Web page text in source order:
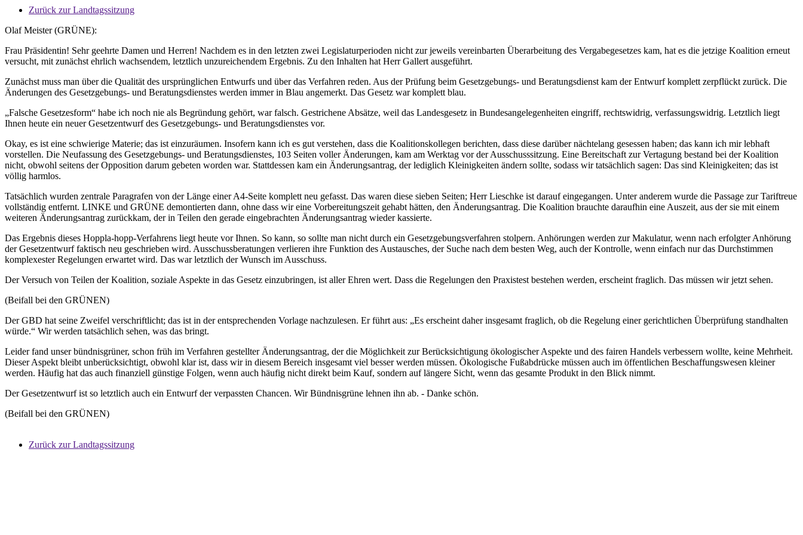
Zurück zur Landtagssitzung
Olaf Meister (GRÜNE):
Frau Präsidentin! Sehr geehrte Damen und Herren! Nachdem es in den letzten zwei Legislaturperioden nicht zur jeweils vereinbarten Überarbeitung des Vergabegesetzes kam, hat es die jetzige Koalition erneut
versucht, mit zunächst ehrlich wachsendem, letztlich unzureichendem Ergebnis. Zu den Inhalten hat Herr Gallert ausgeführt.
Zunächst muss man über die Qualität des ursprünglichen Entwurfs und über das Verfahren reden. Aus der Prüfung beim Gesetzgebungs- und Beratungsdienst kam der Entwurf komplett zerpflückt zurück. Die
Änderungen des Gesetzgebungs- und Beratungsdienstes werden immer in Blau angemerkt. Das Gesetz war komplett blau.
„Falsche Gesetzesform“ habe ich noch nie als Begründung gehört, war falsch. Gestrichene Absätze, weil das Landesgesetz in Bundesangelegenheiten eingriff, rechtswidrig, verfassungswidrig. Letztlich liegt
Ihnen heute ein neuer Gesetzentwurf des Gesetzgebungs- und Beratungsdienstes vor.
Okay, es ist eine schwierige Materie; das ist einzuräumen. Insofern kann ich es gut verstehen, dass die Koalitionskollegen berichten, dass diese darüber nächtelang gesessen haben; das kann ich mir lebhaft
vorstellen. Die Neufassung des Gesetzgebungs- und Beratungsdienstes, 103 Seiten voller Änderungen, kam am Werktag vor der Ausschusssitzung. Eine Bereitschaft zur Vertagung bestand bei der Koalition
nicht, obwohl seitens der Opposition darum gebeten worden war. Stattdessen kam ein Änderungsantrag, der lediglich Kleinigkeiten ändern sollte, sodass wir tatsächlich sagen: Das sind Kleinigkeiten; das ist
völlig harmlos.
Tatsächlich wurden zentrale Paragrafen von der Länge einer A4-Seite komplett neu gefasst. Das waren diese sieben Seiten; Herr Lieschke ist darauf eingegangen. Unter anderem wurde die Passage zur Tariftreue
vollständig entfernt. LINKE und GRÜNE demontierten dann, ohne dass wir eine Vorbereitungszeit gehabt hätten, den Änderungsantrag. Die Koalition brauchte daraufhin eine Auszeit, aus der sie mit einem
weiteren Änderungsantrag zurückkam, der in Teilen den gerade eingebrachten Änderungsantrag wieder kassierte.
Das Ergebnis dieses Hoppla-hopp-Verfahrens liegt heute vor Ihnen. So kann, so sollte man nicht durch ein Gesetzgebungsverfahren stolpern. Anhörungen werden zur Makulatur, wenn nach erfolgter Anhörung
der Gesetzentwurf faktisch neu geschrieben wird. Ausschussberatungen verlieren ihre Funktion des Austausches, der Suche nach dem besten Weg, auch der Kontrolle, wenn einfach nur das Durchstimmen
komplexester Regelungen erwartet wird. Das war letztlich der Wunsch im Ausschuss.
Der Versuch von Teilen der Koalition, soziale Aspekte in das Gesetz einzubringen, ist aller Ehren wert. Dass die Regelungen den Praxistest bestehen werden, erscheint fraglich. Das müssen wir jetzt sehen.
(Beifall bei den GRÜNEN)
Der GBD hat seine Zweifel verschriftlicht; das ist in der entsprechenden Vorlage nachzulesen. Er führt aus: „Es erscheint daher insgesamt fraglich, ob die Regelung einer gerichtlichen Überprüfung standhalten
würde.“ Wir werden tatsächlich sehen, was das bringt.
Leider fand unser bündnisgrüner, schon früh im Verfahren gestellter Änderungsantrag, der die Möglichkeit zur Berücksichtigung ökologischer Aspekte und des fairen Handels verbessern wollte, keine Mehrheit.
Dieser Aspekt bleibt unberücksichtigt, obwohl klar ist, dass wir in diesem Bereich insgesamt viel besser werden müssen. Ökologische Fußabdrücke müssen auch im öffentlichen Beschaffungswesen kleiner
werden. Häufig hat das auch finanziell günstige Folgen, wenn auch häufig nicht direkt beim Kauf, sondern auf längere Sicht, wenn das gesamte Produkt in den Blick nimmt.
Der Gesetzentwurf ist so letztlich auch ein Entwurf der verpassten Chancen. Wir Bündnisgrüne lehnen ihn ab. - Danke schön.
(Beifall bei den GRÜNEN)
Zurück zur Landtagssitzung